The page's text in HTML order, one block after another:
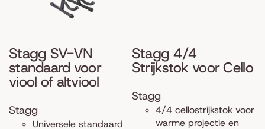
Stagg SV-VN
standaard voor
viool of altviool
Stagg
Universele standaard
Stagg 4/4
Strijkstok voor Cello
Stagg
4/4 cellostrijkstok voor
warme projectie en